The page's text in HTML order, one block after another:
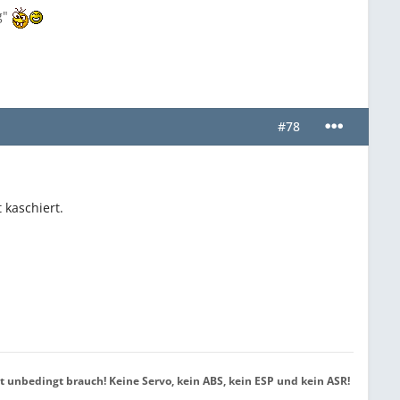
#78
kaschiert.
brauch! Keine Servo, kein ABS, kein ESP und kein ASR!